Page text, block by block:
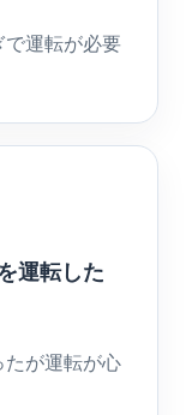
運転が必要
運転した
たが運転が心